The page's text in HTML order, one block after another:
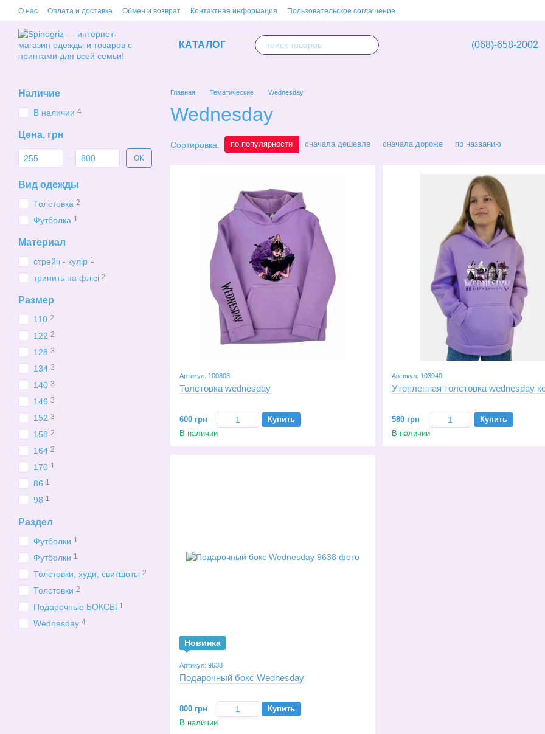
Перейти к основному контенту
О нас Оплата и доставка Обмен и возврат Контактная информация Пользовательское соглашение
КАТАЛОГ (068)-658-2002
Главная Тематические Wednesday
Wednesday
Сортировка: по популярности сначала дешевле сначала дороже по названию
Артикул: 100803
Толстовка wednesday
600 грн
Купить
В наличии
Артикул: 103940
Утепленная толстовка wednesday
580 грн
Купить
В наличии
Новинка
Артикул: 9638
Подарочный бокс Wednesday
800 грн
Купить
В наличии
Наличие
В наличии 4
Цена, грн
От Цена, грн
До Цена, грн OK
Вид одежды
Толстовка 2
Футболка 1
Материал
стрейч - кулір 1
тринить на флісі 2
Размер
110 2
122 2
128 3
134 3
140 3
146 3
152 3
158 2
164 2
170 1
86 1
98 1
Раздел
Футболки 1
Футболки 1
Толстовки, худи, свитшоты 2
Толстовки 2
Подарочные БОКСЫ 1
Wednesday 4